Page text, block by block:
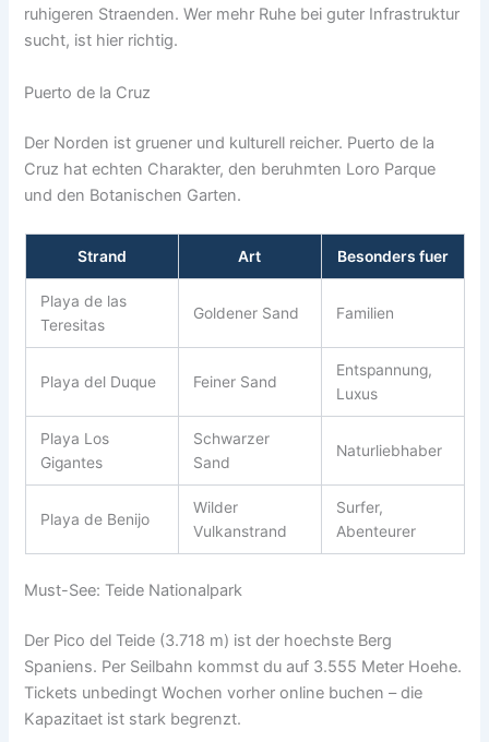
ruhigeren Straenden. Wer mehr Ruhe bei guter Infrastruktur
sucht, ist hier richtig.
Puerto de la Cruz
Der Norden ist gruener und kulturell reicher. Puerto de la
Cruz hat echten Charakter, den beruhmten Loro Parque
und den Botanischen Garten.
Strand Art Besonders fuer
Playa de las
Teresitas
Goldener Sand Familien
Playa del Duque Feiner Sand
Entspannung,
Luxus
Playa Los
Gigantes
Schwarzer
Sand
Naturliebhaber
Playa de Benijo
Wilder
Vulkanstrand
Surfer,
Abenteurer
Must-See: Teide Nationalpark
Der Pico del Teide (3.718 m) ist der hoechste Berg
Spaniens. Per Seilbahn kommst du auf 3.555 Meter Hoehe.
Tickets unbedingt Wochen vorher online buchen – die
Kapazitaet ist stark begrenzt.